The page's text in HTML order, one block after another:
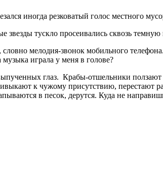
иногда резковатый голос местного
звезды тускло просеивались сквозь
мелодия-звонок мобильного
играла у меня в голове?
глаз. Крабы-отшельники
к чужому присутствию, перестают
в песок, дерутся. Куда не